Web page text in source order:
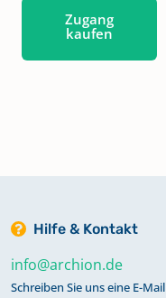
Zugang
kaufen
Hilfe & Kontakt
info@archion.de
Schreiben Sie uns eine E-Mail